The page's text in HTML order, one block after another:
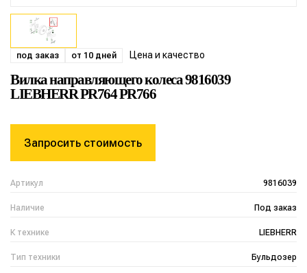
под заказ от 10 дней Цена и качество
Вилка направляющего колеса 9816039
LIEBHERR PR764 PR766
Артикул 9816039
Наличие Под заказ
К технике LIEBHERR
Тип техники Бульдозер
Запросить стоимость